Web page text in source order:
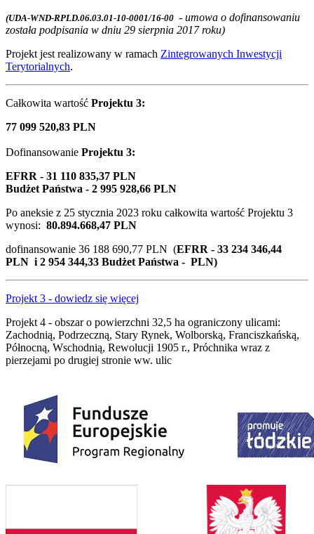
(UDA-WND-RPLD.06.03.01-10-0001/16-00 - umowa o dofinansowaniu
została podpisania w dniu 29 sierpnia 2017 roku)
Projekt jest realizowany w ramach Zintegrowanych Inwestycji
Terytorialnych.
Całkowita wartość Projektu 3:
77 099 520,83 PLN
Dofinansowanie Projektu 3:
EFRR - 31 110 835,37 PLN
Budżet Państwa - 2 995 928,66 PLN
Po aneksie z 25 stycznia 2023 roku całkowita wartość Projektu 3
wynosi: 80.894.668,47 PLN
dofinansowanie 36 188 690,77 PLN (EFRR - 33 234 346,44
PLN i 2 954 344,33 Budżet Państwa - PLN)
Projekt 3 - dowiedz się więcej
Projekt 4 - obszar o powierzchni 32,5 ha ograniczony ulicami:
Zachodnią, Podrzeczną, Stary Rynek, Wolborską, Franciszkańską,
Północną, Wschodnią, Rewolucji 1905 r., Próchnika wraz z
pierzejami po drugiej stronie ww. ulic